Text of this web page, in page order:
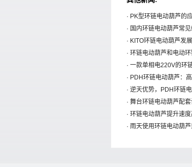
· PK型环链电动葫芦的
· 国内环链电动葫芦常
· KITO环链电动葫芦发
· 环链电动葫芦和电动
· 一款单相电220V的环
· PDH环链电动葫芦：
· 逆天优势，PDH环链
· 舞台环链电动葫芦配套
· 环链电动葫芦提升速度
· 雨天使用环链电动葫